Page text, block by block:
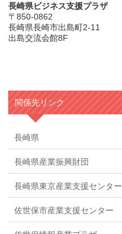
長崎県ビジネス支援プラザ
〒850-0862
長崎県長崎市出島町2-11
出島交流会館8F
関係先リンク
長崎県
長崎県産業振興財団
長崎県東京産業支援センター
佐世保市産業支援センター